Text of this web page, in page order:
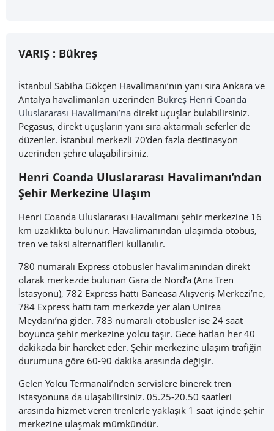
VARIŞ : Bükreş
İstanbul Sabiha Gökçen Havalimanı’nın yanı sıra Ankara ve
Antalya havalimanları üzerinden Bükreş Henri Coanda
Uluslararası Havalimanı’na direkt uçuşlar bulabilirsiniz.
Pegasus, direkt uçuşların yanı sıra aktarmalı seferler de
düzenler. İstanbul merkezli 70'den fazla destinasyon
üzerinden şehre ulaşabilirsiniz.
Henri Coanda Uluslararası Havalimanı’ndan
Şehir Merkezine Ulaşım
Henri Coanda Uluslararası Havalimanı şehir merkezine 16
km uzaklıkta bulunur. Havalimanından ulaşımda otobüs,
tren ve taksi alternatifleri kullanılır.
780 numaralı Express otobüsler havalimanından direkt
olarak merkezde bulunan Gara de Nord’a (Ana Tren
İstasyonu), 782 Express hattı Baneasa Alışveriş Merkezi’ne,
784 Express hattı tam merkezde yer alan Unirea
Meydanı’na gider. 783 numaralı otobüsler ise 24 saat
boyunca şehir merkezine yolcu taşır. Gece hatları her 40
dakikada bir hareket eder. Şehir merkezine ulaşım trafiğin
durumuna göre 60-90 dakika arasında değişir.
Gelen Yolcu Termanali’nden servislere binerek tren
istasyonuna da ulaşabilirsiniz. 05.25-20.50 saatleri
arasında hizmet veren trenlerle yaklaşık 1 saat içinde şehir
merkezine ulaşmak mümkündür.